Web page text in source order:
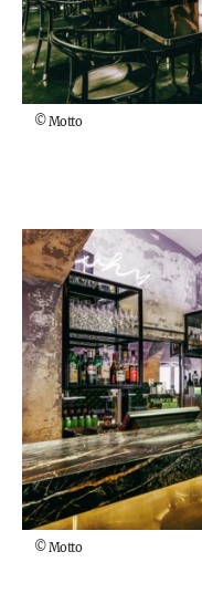
©Motto
©Motto